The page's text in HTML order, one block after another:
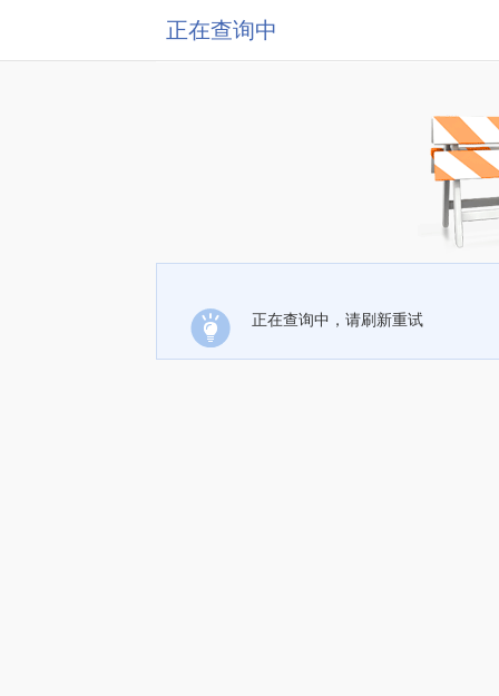
正在查询中
正在查询中，请刷新重试